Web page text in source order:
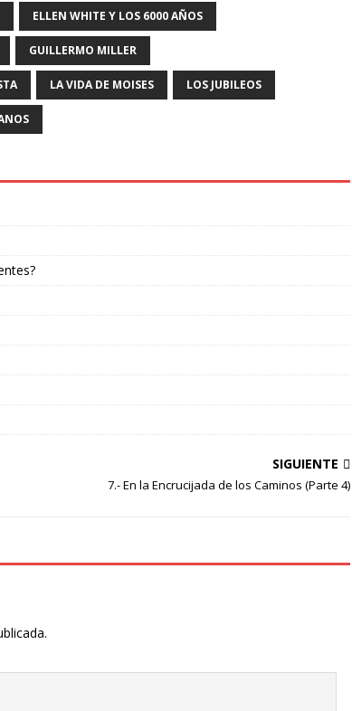
ELLEN WHITE Y LOS 6000 AÑOS
GUILLERMO MILLER
LA VIDA DE MOISES LOS JUBILEOS
SIGUIENTE
7.- En la Encrucijada de los Caminos (Parte 4)